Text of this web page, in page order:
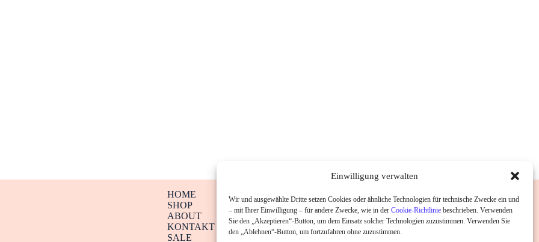
Einwilligung verwalten
Wir und ausgewählte Dritte setzen Cookies oder ähnliche Technologien für technische Zwecke ein und
– mit Ihrer Einwilligung – für andere Zwecke, wie in der Cookie-Richtlinie beschrieben. Verwenden
Sie den „Akzeptieren“-Button, um dem Einsatz solcher Technologien zuzustimmen. Verwenden Sie
den „Ablehnen“-Button, um fortzufahren ohne zuzustimmen.
HOME
SHOP
ABOUT
KONTAKT
SALE